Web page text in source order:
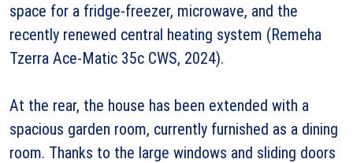
space for a fridge-freezer, microwave, and the
recently renewed central heating system (Remeha
Tzerra Ace-Matic 35c CWS, 2024).
At the rear, the house has been extended with a
spacious garden room, currently furnished as a dining
room. Thanks to the large windows and sliding doors